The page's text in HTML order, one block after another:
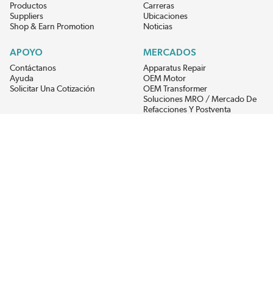
Productos
Suppliers
Shop & Earn Promotion
Carreras
Ubicaciones
Noticias
APOYO
Contáctanos
Ayuda
Solicitar Una Cotización
MERCADOS
Apparatus Repair
OEM Motor
OEM Transformer
Soluciones MRO / Mercado De
Refacciones Y Postventa